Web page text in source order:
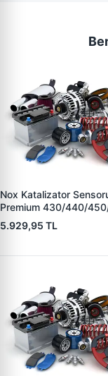
Nox Katalizator
Premium 430/440/
Volvo Fm Euro 6 | YUNYI
NOX0510 | OEM
5.929,95 TL